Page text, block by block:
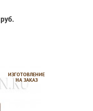
руб.
ИЗГОТОВЛЕНИЕ
НА ЗАКАЗ